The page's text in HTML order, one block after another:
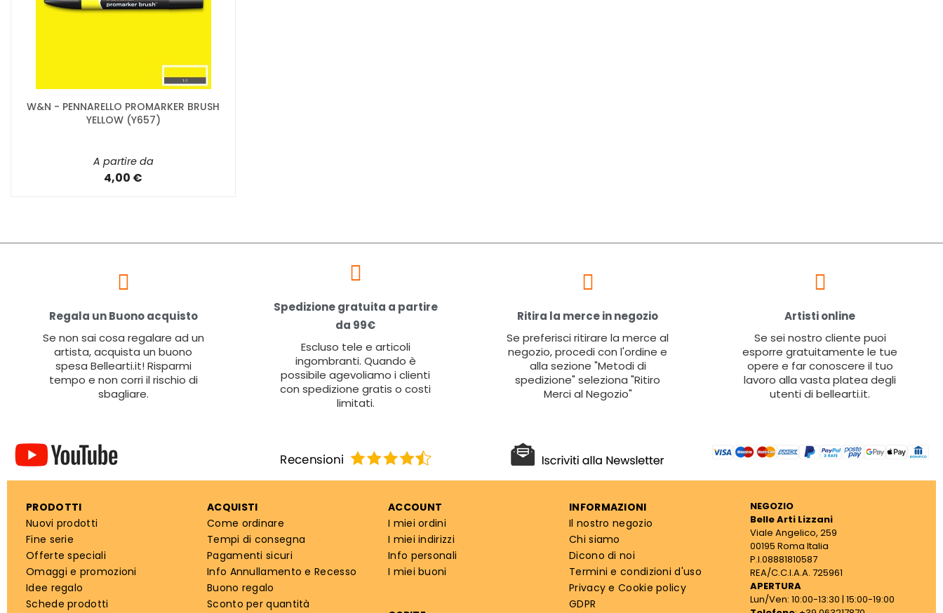
W&N - PENNARELLO PROMARKER BRUSH
YELLOW (Y657)
A partire da
4,00 €
Regala un Buono acquisto
Se non sai cosa regalare ad un
artista, acquista un buono
spesa Bellearti.it! Risparmi
tempo e non corri il rischio di
sbagliare.
Spedizione gratuita a partire
da 99€
Escluso tele e articoli
ingombranti. Quando è
possibile agevoliamo i clienti
con spedizione gratis o costi
limitati.
Ritira la merce in negozio
Se preferisci ritirare la merce al
negozio, procedi con l'ordine e
alla sezione "Metodi di
spedizione" seleziona "Ritiro
Merci al Negozio"
Artisti online
Se sei nostro cliente puoi
esporre gratuitamente le tue
opere e far conoscere il tuo
lavoro alla vasta platea degli
utenti di bellearti.it.
PRODOTTI
Nuovi prodotti
Fine serie
Offerte speciali
Omaggi e promozioni
Idee regalo
Schede prodotti
ACQUISTI
Come ordinare
Tempi di consegna
Pagamenti sicuri
Info Annullamento e Recesso
Buono regalo
Sconto per quantità
ACCOUNT
I miei ordini
I miei indirizzi
Info personali
I miei buoni
INFORMAZIONI
Il nostro negozio
Chi siamo
Dicono di noi
Termini e condizioni d'uso
Privacy e Cookie policy
GDPR
NEGOZIO
Belle Arti Lizzani
Viale Angelico, 259
00195 Roma Italia
P.I.08881810587
REA/C.C.I.A.A. 725961
APERTURA
Lun/Ven: 10:00-13:30 | 15:00-19:00